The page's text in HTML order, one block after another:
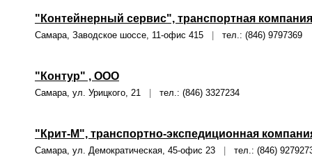
"Контейнерный сервис", транспортная
Самара, Заводское шоссе, 11-офис 415 тел.: (846) 9797369
"Контур" , ООО
Самара, ул. Урицкого, 21 тел.: (846) 3327234
"Крит-М", транспортно-экспедиционная
Самара, ул. Демократическая, 45-офис 23 тел.: (846)